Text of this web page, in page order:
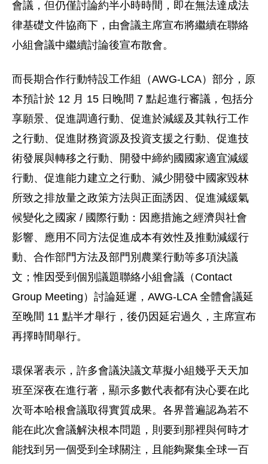
會議，但仍僅討論約半小時時間，即在無法達成法
律基礎文件協商下，由會議主席宣布將繼續在聯絡
小組會議中繼續討論後宣布散會。
而長期合作行動特設工作組（AWG-LCA）部分，原
本預計於 12 月 15 日晚間 7 點起進行審議，包括分
享願景、促進調適行動、促進於減緩及其執行工作
之行動、促進財務資源及投資支援之行動、促進技
術發展與轉移之行動、開發中締約國國家適宜減緩
行動、促進能力建立之行動、減少開發中國家毀林
所致之排放量之政策方法與正面誘因、促進減緩氣
候變化之國家 / 國際行動：因應措施之經濟與社會
影響、應用不同方法促進成本有效性及推動減緩行
動、合作部門方法及部門別農業行動等多項決議
文；惟因受到個別議題聯絡小組會議（Contact
Group Meeting）討論延遲，AWG-LCA 全體會議延
至晚間 11 點半才舉行，後仍因延宕過久，主席宣布
再擇時間舉行。
環保署表示，許多會議決議文草擬小組幾乎天天加
班至深夜在進行著，顯示多數代表都有決心要在此
次哥本哈根會議取得實質成果。各界普遍認為若不
能在此次會議解決根本問題，則要到那裡與何時才
能找到另一個受到全球關注，且能夠聚集全球一百